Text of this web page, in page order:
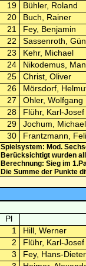
19
Bühler, Roland
20
Buch, Rainer
21
Fey, Benjamin
22
Sassenroth,
23
Kehr, Michael
24
Nikodemus,
25
Christ, Oliver
26
Mörsdorf,
27
Ohler, Wolfgang
28
Flühr, Karl-Josef
29
Jochum, Michael
30
Frantzmann,
Spielsystem: Mod.
Berücksichtigt wurden
Berechnung: Sieg im
Die Summe der Punkte
Pl
1
Hill, Werner
2
Flühr, Karl-Josef
3
Fey, Hans-Dieter